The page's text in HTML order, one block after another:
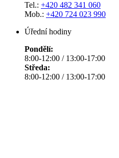
Tel.: +420 482 341 060
Mob.: +420 724 023 990
Úřední hodiny
Pondělí:
8:00-12:00 / 13:00-17:00
Středa:
8:00-12:00 / 13:00-17:00